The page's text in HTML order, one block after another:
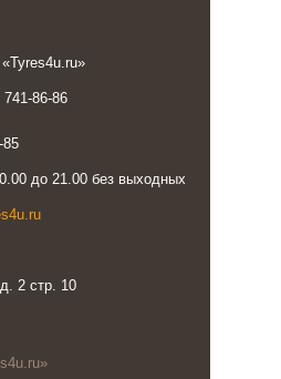
741-86-86
85
до 21.00 без выходных
2 стр. 10